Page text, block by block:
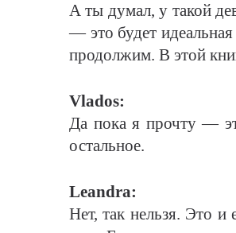
А ты думал, у такой
— это будет
продолжим. В этой
Vlados:
Да пока я прочту —
остальное.
Leandra:
Нет, так нельзя. Это